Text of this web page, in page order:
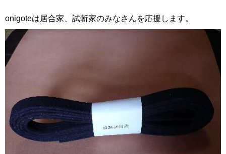
onigoteは居合家、試斬家のみなさんを応援します。